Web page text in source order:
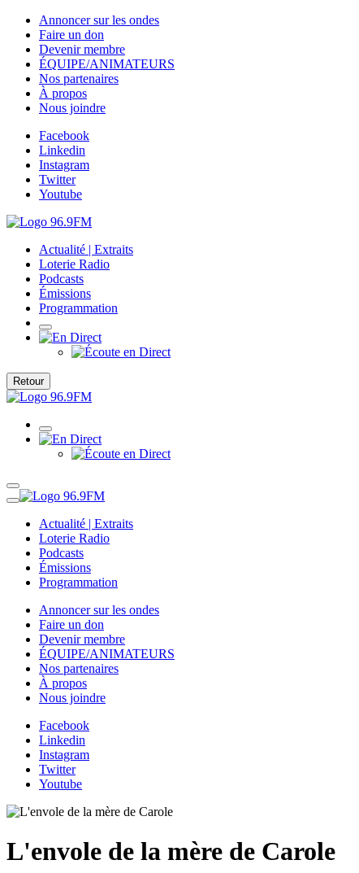
Annoncer sur les ondes
Faire un don
Devenir membre
ÉQUIPE/ANIMATEURS
Nos partenaires
À propos
Nous joindre
Facebook
Linkedin
Instagram
Twitter
Youtube
Actualité | Extraits
Loterie Radio
Podcasts
Émissions
Programmation
Retour
Actualité | Extraits
Loterie Radio
Podcasts
Émissions
Programmation
Annoncer sur les ondes
Faire un don
Devenir membre
ÉQUIPE/ANIMATEURS
Nos partenaires
À propos
Nous joindre
Facebook
Linkedin
Instagram
Twitter
Youtube
L'envole de la mère de Carole